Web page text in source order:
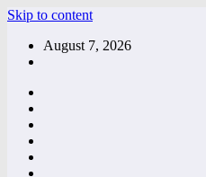
Skip to content
August 7, 2026